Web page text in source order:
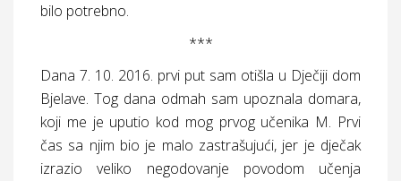
bilo potrebno.
***
Dana 7. 10. 2016. prvi put sam otišla u Dječiji dom
Bjelave. Tog dana odmah sam upoznala domara,
koji me je uputio kod mog prvog učenika M. Prvi
čas sa njim bio je malo zastrašujući, jer je dječak
izrazio veliko negodovanje povodom učenja